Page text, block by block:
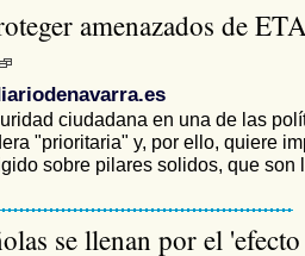
amenazados de
ciudadana en una de las
"prioritaria" y, por ello, quiere
sobre pilares solidos, que son
se llenan por el